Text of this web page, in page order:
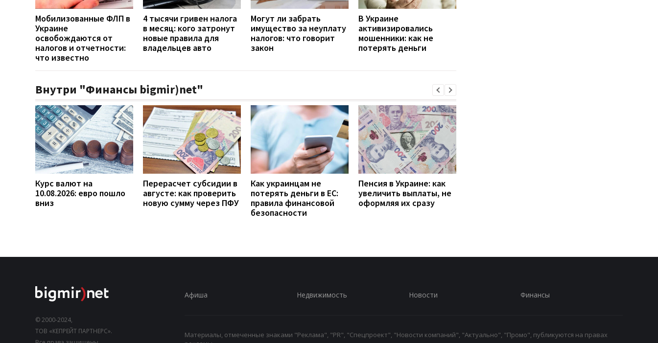
Мобилизованные ФЛП в
Украине
освобождаются от
налогов и отчетности:
что известно
4 тысячи гривен налога
в месяц: кого затронут
новые правила для
владельцев авто
Могут ли забрать
имущество за неуплату
налогов: что говорит
закон
В Украине
активизировались
мошенники: как не
потерять деньги
Внутри "Финансы bigmir)net"
Курс валют на
10.08.2026: евро пошло
вниз
Перерасчет субсидии в
августе: как проверить
новую сумму через ПФУ
Как украинцам не
потерять деньги в ЕС:
правила финансовой
безопасности
Пенсия в Украине: как
увеличить выплаты, не
оформляя их сразу
© 2000-2024,
ТОВ «КЕПРЕЙТ ПАРТНЕРС».
Афиша Недвижимость Новости Финансы
Материалы, отмеченные знаками "Реклама", "PR", "Спецпроект", "Новости компаний", "Актуально", "Промо", публикуются на правах